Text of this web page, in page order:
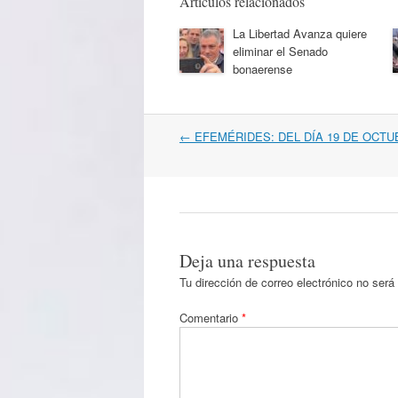
La Libertad Avanza quiere
eliminar el Senado
bonaerense
Navegación
← EFEMÉRIDES: DEL DÍA 19 DE
Deja una respuesta
Tu dirección de correo electrónico no
Comentario *